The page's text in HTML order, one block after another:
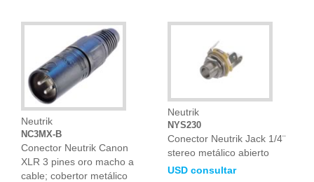
Neutrik
NC3MX-B
Conector Neutrik Canon
XLR 3 pines oro macho a
cable; cobertor metálico
Neutrik
NYS230
Conector Neutrik Jack 1/4¨
stereo metálico abierto
USD consultar